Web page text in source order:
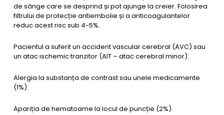
de sânge care se desprind și pot ajunge la creier. Folosirea
filtrului de protecție antiembolie și a anticoagulantelor
reduc acest risc sub 4-5%.
Pacientul a suferit un accident vascular cerebral (AVC) sau
un atac ischemic tranzitor (AIT – atac cerebral minor).
Alergia la substanța de contrast sau unele medicamente
(1%).
Apariția de hematoame la locul de puncție (2%).